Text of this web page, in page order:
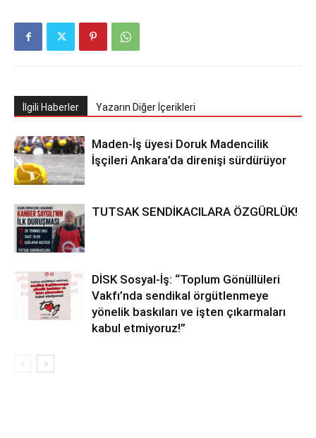
İlgili Haberler Yazarın Diğer İçerikleri
Maden-İş üyesi Doruk Madencilik
İşçileri Ankara’da direnişi sürdürüyor
TUTSAK SENDİKACILARA ÖZGÜRLÜK!
DİSK Sosyal-İş: “Toplum Gönüllüleri
Vakfı’nda sendikal örgütlenmeye
yönelik baskıları ve işten çıkarmaları
kabul etmiyoruz!”